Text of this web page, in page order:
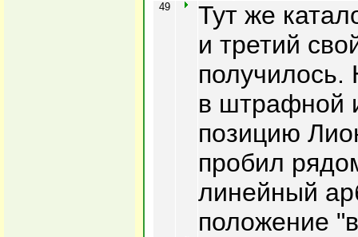
49
Тут же
и третий
в штрафной
позицию
пробил
линейный
положение